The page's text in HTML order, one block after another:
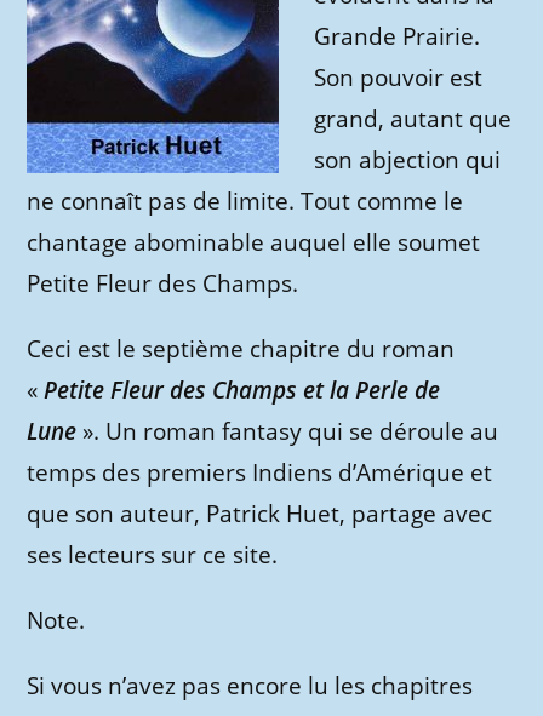
Grande Prairie.
Son pouvoir est
grand, autant que
son abjection qui
ne connaît pas de limite. Tout comme le
chantage abominable auquel elle soumet
Petite Fleur des Champs.
Ceci est le septième chapitre du roman
«Petite Fleur des Champs et la Perle de
Lune ». Un roman fantasy qui se déroule au
temps des premiers Indiens d’Amérique et
que son auteur, Patrick Huet, partage avec
ses lecteurs sur ce site.
Note.
Si vous n’avez pas encore lu les chapitres